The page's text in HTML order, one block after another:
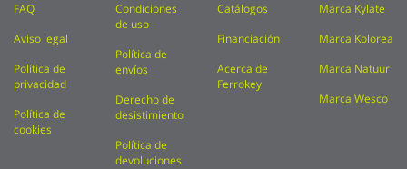
FAQ
Aviso legal
Política de
privacidad
Política de
cookies
Condiciones
de uso
Política de
envíos
Derecho de
desistimiento
Política de
devoluciones
Catálogos
Financiación
Acerca de
Ferrokey
Marca Kylate
Marca Kolorea
Marca Natuur
Marca Wesco